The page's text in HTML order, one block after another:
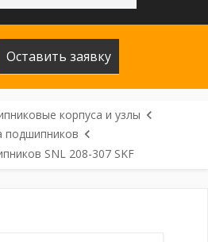
Оставить заявку
корпуса и узлы
подшипников
SNL 208-307 SKF